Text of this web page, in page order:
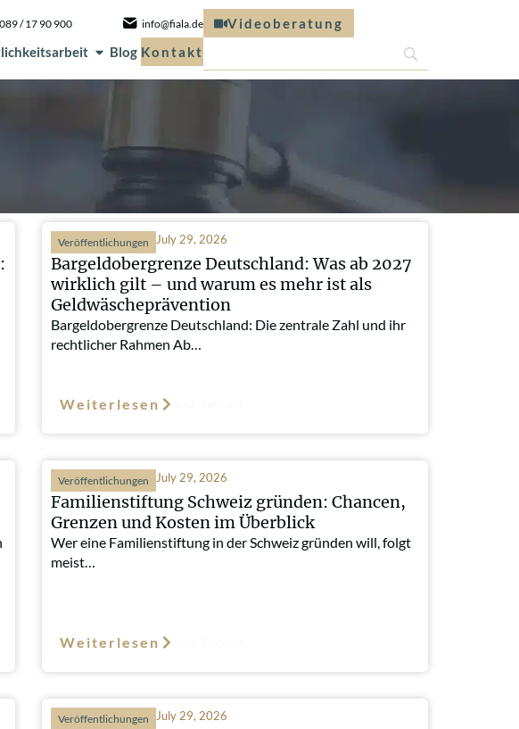
089 / 17 90 900 info@fiala.de
Blog Kontakt
Videoberatung
Veröffentlichungen July 29, 2026
Bargeldobergrenze Deutschland: Was ab 2027
wirklich gilt – und warum es mehr ist als
Geldwäscheprävention
Bargeldobergrenze Deutschland: Die zentrale Zahl und ihr
rechtlicher Rahmen Ab…
Weiterlesen
Veröffentlichungen July 29, 2026
Familienstiftung Schweiz gründen: Chancen,
Grenzen und Kosten im Überblick
Wer eine Familienstiftung in der Schweiz gründen will, folgt
meist…
Weiterlesen
Veröffentlichungen July 29, 2026